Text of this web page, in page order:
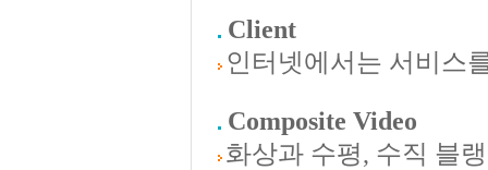
Client
인터넷에서는 서비스
Composite Video
화상과 수평, 수직 블